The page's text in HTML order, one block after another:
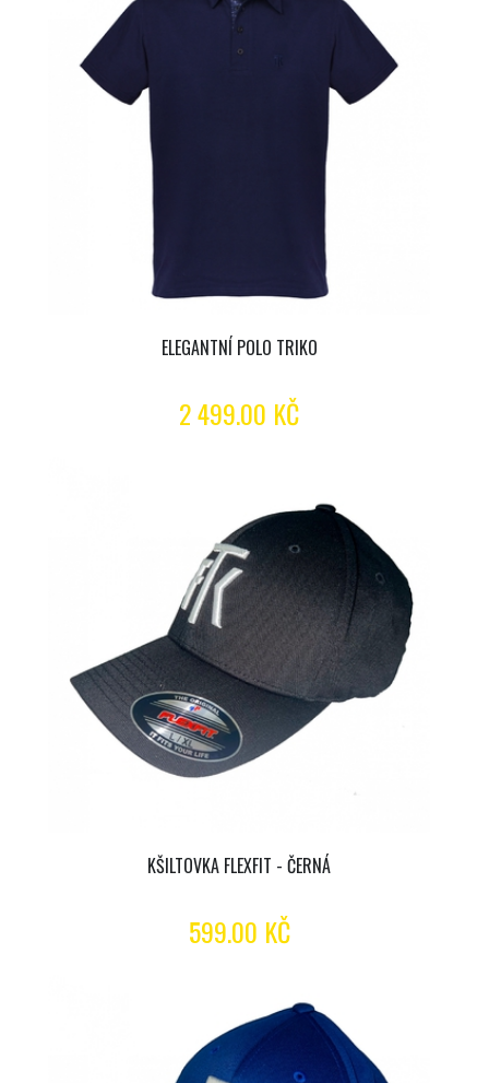
ELEGANTNÍ POLO TRIKO
2 499.00 KČ
KŠILTOVKA FLEXFIT - ČERNÁ
599.00 KČ